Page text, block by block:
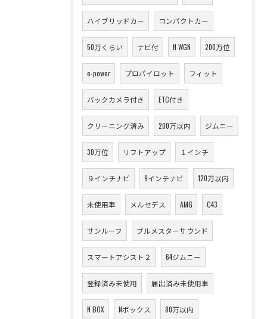
ハイブリッドカー コンパクトカー
50万くらい ナビ付 N WGN 200万位
e-power プロパイロット フィット
バックカメラ付き ETC付き
クリーニング済み 200万以内 ジムニー
30万位 リフトアップ １インチ
９インチナビ 9インチナビ 120万以内
未使用車 メルセデス AMG C43
サンルーフ ブルメスターサウンド
スマートアシスト２ 64ジムニー
登録済み未使用 届出済み未使用車
N BOX Nボックス 80万以内